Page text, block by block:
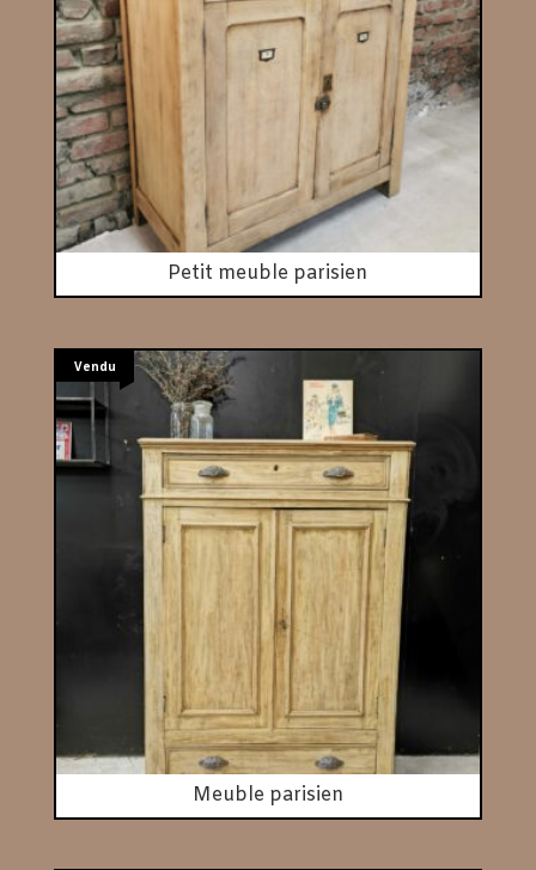
Petit meuble parisien
Vendu
Meuble parisien